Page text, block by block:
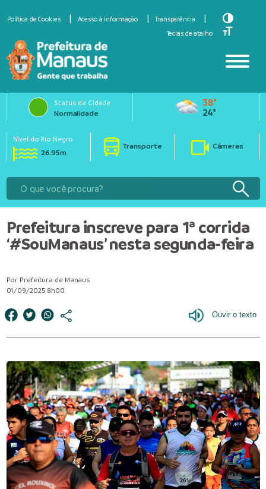
Política de Cookies Acesso à informação
Transparência
Teclas de atalho
Toggle
Toggle
Status da Cidade
Normalidade
38°
24°
Nível do Rio Negro
26.95m
Transporte Câmeras
Prefeitura inscreve para 1ª corrida
‘#SouManaus’ nesta segunda-feira
Por Prefeitura de Manaus
01/09/2025 8h00